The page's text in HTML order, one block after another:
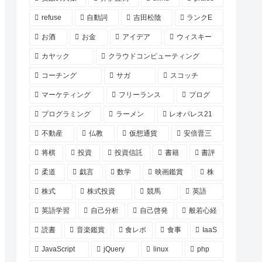
refuse 自動詞 吉田松陰 ランクE
お酒 お金 アイデア ウィスキー
カヤック クラウドコンピューティング
コーチング サガ スコッチ
マーケティング フリーランス ブログ
プログラミング ラーメン レオパレス21
不動産 仏教 仮想通貨 安倍晋三
将棋 投資 投資信託 書籍 書評
柔道 戯言 数学 映画鑑賞 株
株式 株式投資 競馬 英語
英語学習 自己分析 自己啓発 般若心経
読書 音楽鑑賞 食レポ 食事 IaaS
JavaScript jQuery linux php